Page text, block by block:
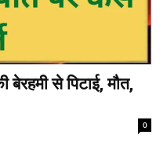
से पिटाई, मौत,
0